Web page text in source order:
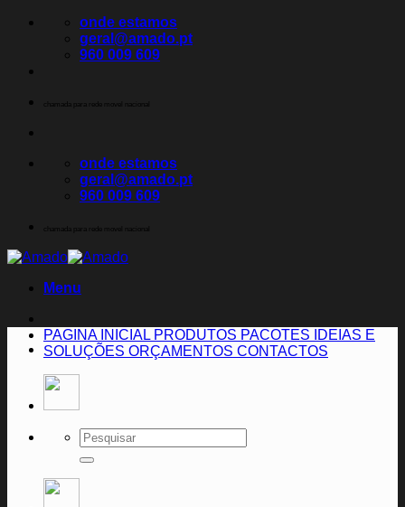
Skip
onde estamos
geral@amado.pt
960 009 609
onde estamos
geral@amado.pt
960 009 609
Menu
PAGINA INICIAL PRODUTOS PACOTES
IDEIAS E
SOLUÇÕES ORÇAMENTOS CONTACTOS
Search
for: